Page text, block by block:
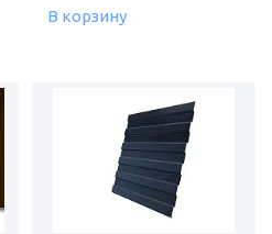
В корзину